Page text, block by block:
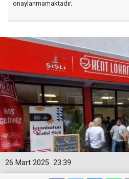
onaylanmamaktadır.
23:39
26 Mart 2025